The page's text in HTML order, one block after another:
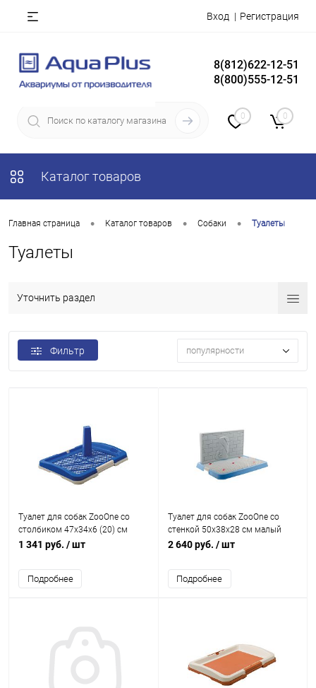
Вход Регистрация
8(812)622-12-51
8(800)555-12-51
0 0
Каталог товаров
Главная страница • Каталог товаров • Собаки • Туалеты
Туалеты
Уточнить раздел
Фильтр популярности
Туалет для собак ZooOne со
столбиком 47х34х6 (20) см
малый (синий)
1 341 руб. / шт
Подробнее
Туалет для собак ZooOne со
стенкой 50х38х28 см малый
(СИНИЙ)
2 640 руб. / шт
Подробнее